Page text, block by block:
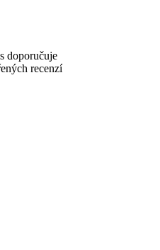
doporučuje
recenzí